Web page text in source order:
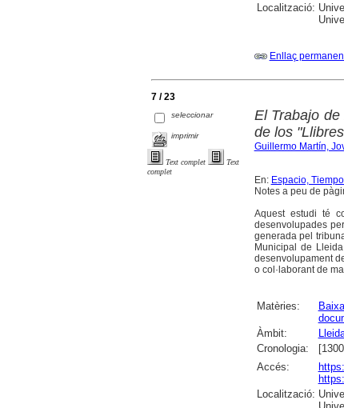
Localització:
Enllaç
7 / 23
seleccionar
imprimir
Text complet
Text
complet
El Trabajo
de los
Guillermo Martín,
En: Espacio,
Notes a peu de
Aquest estudi té
desenvolupades
generada pel
Municipal de
desenvolupament
o col·laborant de
Matèries:
Àmbit:
Cronologia:
Accés:
Localització: